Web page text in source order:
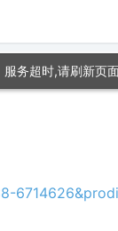
服务超时,请刷新页